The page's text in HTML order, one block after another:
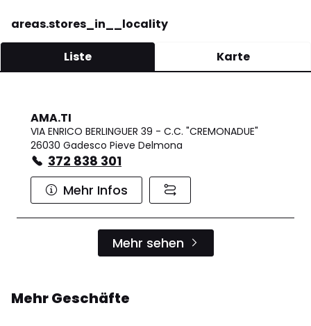
areas.stores_in__locality
Liste Karte
AMA.TI
VIA ENRICO BERLINGUER 39 - C.C. "CREMONADUE"
26030 Gadesco Pieve Delmona
372 838 301
Mehr Infos
Mehr sehen
Mehr Geschäfte